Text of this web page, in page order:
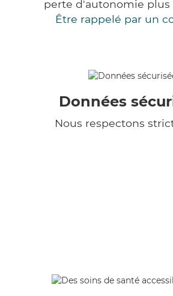
perte d'autonomie plus
Être rappelé par un
Données
Nous respectons